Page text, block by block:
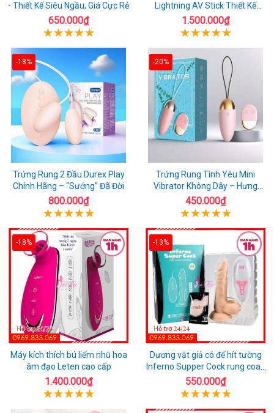
- Thiết Kế Siêu Ngầu, Giá Cực Rẻ
650.000₫
Lightning AV Stick Thiết Kế
Thông Minh
1.500.000₫
-18%
Trứng Rung 2 Đầu Durex Play
Chính Hãng – “Sướng” Đã Đời
800.000₫
-20%
Trứng Rung Tình Yêu Mini
Vibrator Không Dây – Hưng
Phấn Mọi Nơi
450.000₫
-18%
Máy kích thích bú liếm nhũ hoa
âm đạo Leten cao cấp
1.400.000₫
-13%
Dương vật giả có đế hít tường
Inferno Supper Cock rung coay
7 chế độ
550.000₫